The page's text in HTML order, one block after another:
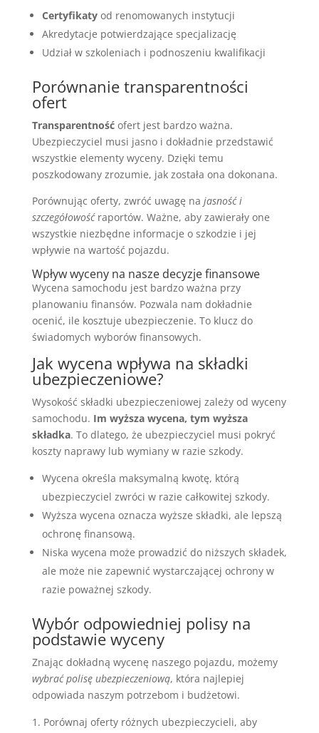
Certyfikatyod renomowanych instytucji
Akredytacje potwierdzające specjalizację
Udział w szkoleniach i podnoszeniu kwalifikacji
Porównanie transparentności
ofert
Transparentnośćofert jest bardzo ważna.
Ubezpieczyciel musi jasno i dokładnie przedstawić
wszystkie elementy wyceny. Dzięki temu
poszkodowany zrozumie, jak została ona dokonana.
Porównując oferty, zwróć uwagę na jasność i
szczegółowośćraportów. Ważne, aby zawierały one
wszystkie niezbędne informacje o szkodzie i jej
wpływie na wartość pojazdu.
Wpływ wyceny na nasze decyzje finansowe
Wycena samochodu jest bardzo ważna przy
planowaniu finansów. Pozwala nam dokładnie
ocenić, ile kosztuje ubezpieczenie. To klucz do
świadomych wyborów finansowych.
Jak wycena wpływa na składki
ubezpieczeniowe?
Wysokość składki ubezpieczeniowej zależy od wyceny
samochodu. Im wyższa wycena, tym wyższa
składka. To dlatego, że ubezpieczyciel musi pokryć
koszty naprawy lub wymiany w razie szkody.
Wycena określa maksymalną kwotę, którą
ubezpieczyciel zwróci w razie całkowitej szkody.
Wyższa wycena oznacza wyższe składki, ale lepszą
ochronę finansową.
Niska wycena może prowadzić do niższych składek,
ale może nie zapewnić wystarczającej ochrony w
razie poważnej szkody.
Wybór odpowiedniej polisy na
podstawie wyceny
Znając dokładną wycenę naszego pojazdu, możemy
wybrać polisę ubezpieczeniową, która najlepiej
odpowiada naszym potrzebom i budżetowi.
Porównaj oferty różnych ubezpieczycieli, aby